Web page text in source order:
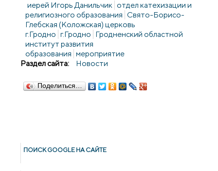
иерей Игорь Данильчик отдел катехизации и
религиозного образования Свято-Борисо-
Глебская (Коложская) церковь
г.Гродно г.Гродно Гродненский областной
институт развития
образования мероприятие
Раздел сайта:
Новости
Поделиться…
ПОИСК GOОGLE НА САЙТЕ